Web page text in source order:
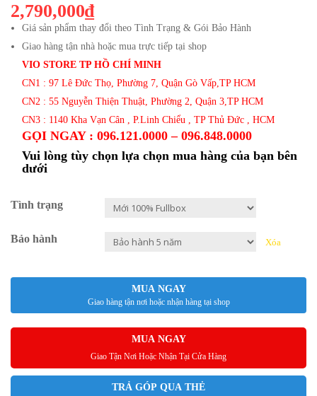
2,790,000₫
Giá sản phẩm thay đổi theo Tình Trạng & Gói Bảo Hành
Giao hàng tận nhà hoặc mua trực tiếp tại shop
VIO STORE TP HỒ CHÍ MINH
CN1 : 97 Lê Đức Thọ, Phường 7, Quận Gò Vấp,TP HCM
CN2 : 55 Nguyễn Thiện Thuật, Phường 2, Quận 3,TP HCM
CN3 : 1140 Kha Vạn Cân , P.Linh Chiểu , TP Thủ Đức , HCM
GỌI NGAY : 096.121.0000 – 096.848.0000
Vui lòng tùy chọn lựa chọn mua hàng của bạn bên
dưới
Tình trạng
Bảo hành Xóa
MUA NGAY
Giao hàng tận nơi hoặc nhận hàng tại shop
MUA NGAY
Giao Tận Nơi Hoặc Nhận Tại Cửa Hàng
TRẢ GÓP QUA THẺ